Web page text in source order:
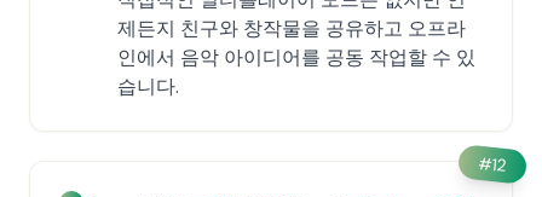
제든지 친구와 창작물을 공유하고 오프라
인에서 음악 아이디어를 공동 작업할 수 있
습니다.
#12